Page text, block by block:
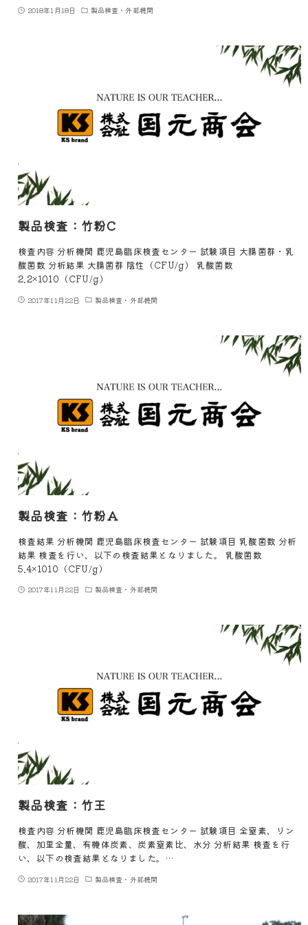
2018年1月18日 製品検査・外部機関
製品検査：竹粉C
検査内容 分析機関 鹿児島臨床検査センター 試験項目 大腸菌群・乳
酸菌数 分析結果 大腸菌群 陰性（CFU/g） 乳酸菌数
2.2×1010（CFU/g）
2017年11月22日 製品検査・外部機関
製品検査：竹粉A
検査結果 分析機関 鹿児島臨床検査センター 試験項目 乳酸菌数 分析
結果 検査を行い、以下の検査結果となりました。 乳酸菌数
5.4×1010（CFU/g）
2017年11月22日 製品検査・外部機関
製品検査：竹王
検査内容 分析機関 鹿児島臨床検査センター 試験項目 全窒素、リン
酸、加里全量、有機体炭素、炭素窒素比、水分 分析結果 検査を行
い、以下の検査結果となりました。…
2017年11月22日 製品検査・外部機関